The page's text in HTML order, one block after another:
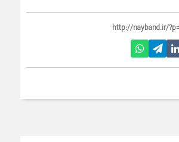
http://nayband.ir/